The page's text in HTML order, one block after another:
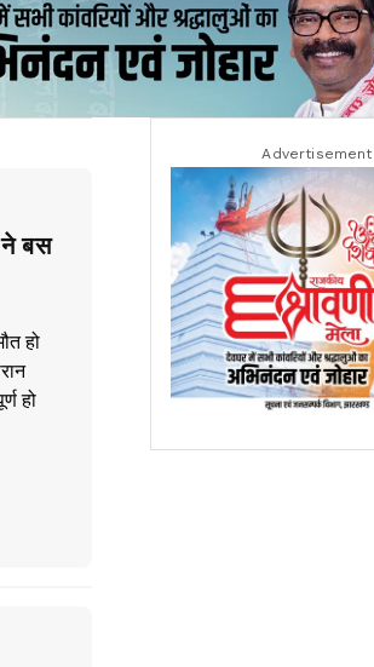
बस
हो
हो
Advertisement